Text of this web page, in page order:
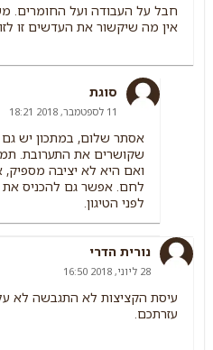
חבל על העבודה ועל החומרים.
אין מה שיקשור את העדשים זו
סוגת
11 לספטמבר, 2018 18:21
אסתר שלום, במתכון יש גם
שקושרים את התערובת.
ואם היא לא יציבה מספיק,
לחם. אפשר גם להכניס
לפני הטיגון.
נורית הדרי
28 ליוני, 2018 16:50
עיסת הקציצות לא התגבשה לא
עזרתכם.